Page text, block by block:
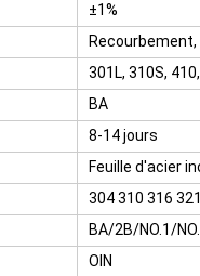
±1%
301L, 310S,
BA
8-14 jours
Feuille d'acier
304 310 316 321
BA/2B/NO.1/
OIN